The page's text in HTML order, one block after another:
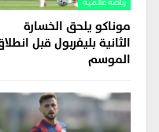
رياضة عالمية
موناكو يلحق الخسارة
الثانية بليفربول قبل انطلاق
الموسم